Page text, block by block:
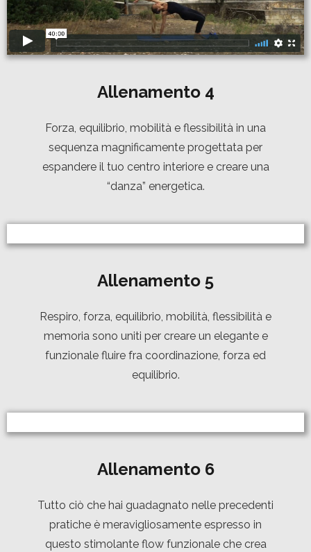
Allenamento4
Forza, equilibrio, mobilità e flessibilità in una
sequenza magnificamente progettata per
espandere il tuo centro interiore e creare una
“danza” energetica.
Allenamento 5
Respiro, forza, equilibrio, mobilità, flessibilità e
memoria sono uniti per creare un elegante e
funzionale fluire fra coordinazione, forza ed
equilibrio.
Allenamento6
Tutto ciò che hai guadagnato nelle precedenti
pratiche è meravigliosamente espresso in
questo stimolante flow funzionale che crea